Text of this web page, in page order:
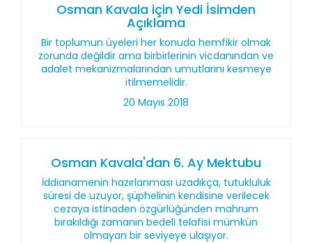
Osman Kavala için Yedi İsimden
Açıklama
Bir toplumun üyeleri her konuda hemfikir olmak
zorunda değildir ama birbirlerinin vicdanından ve
adalet mekanizmalarından umutlarını kesmeye
itilmemelidir.
20 Mayıs 2018
Osman Kavala'dan 6. Ay Mektubu
İddianamenin hazırlanması uzadıkça, tutukluluk
süresi de uzuyor, şüphelinin kendisine verilecek
cezaya istinaden özgürlüğünden mahrum
bırakıldığı zamanın bedeli telafisi mümkün
olmayan bir seviyeye ulaşıyor.